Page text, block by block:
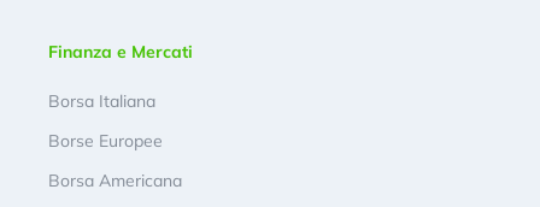
Finanza e Mercati
Borsa Italiana
Borse Europee
Borsa Americana